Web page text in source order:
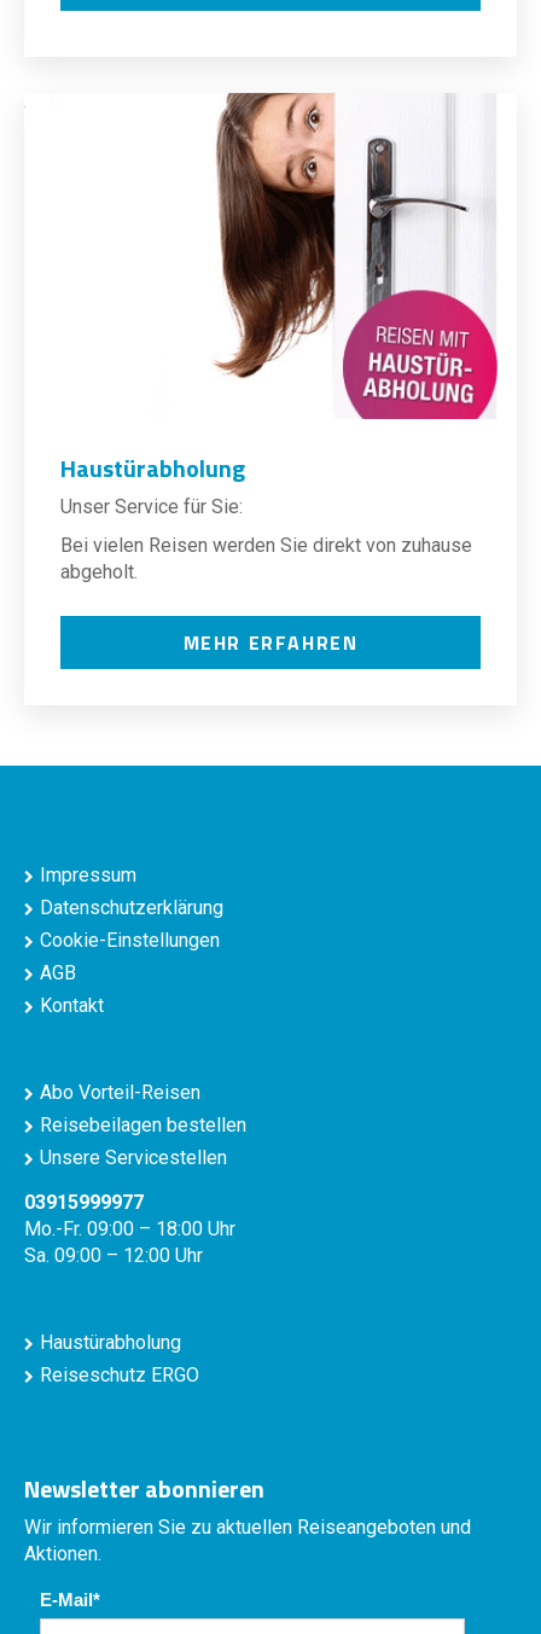
Haustürabholung
Unser Service für Sie:
Bei vielen Reisen werden Sie direkt von zuhause
abgeholt.
MEHR ERFAHREN
Impressum
Datenschutzerklärung
Cookie-Einstellungen
AGB
Kontakt
Abo Vorteil-Reisen
Reisebeilagen bestellen
Unsere Servicestellen
03915999977
Mo.-Fr. 09:00 – 18:00 Uhr
Sa. 09:00 – 12:00 Uhr
Haustürabholung
Reiseschutz ERGO
Newsletter abonnieren
Wir informieren Sie zu aktuellen Reiseangeboten und
Aktionen.
E-Mail